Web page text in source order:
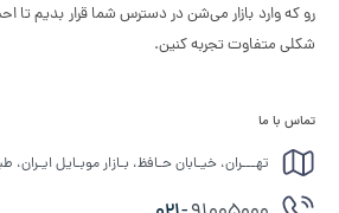
رو که وارد بازار می‌شن در دسترس شما قرار بدیم
شکلی متفاوت تجربه کنین.
تماس با ما
تهـــران، خیـابان حـافظ، بـازار موبـایل ایـران،